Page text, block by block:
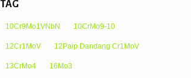
TAG
10Cr9Mo1VNbN 10CrMo9-10
12Cr1MoV 12Paip Dandang Cr1MoV
13CrMo4 16Mo3